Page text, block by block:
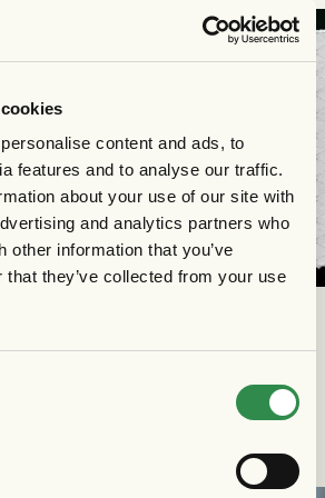
content and ads, to
features and to analyse our traffic.
about your use of our site with
and analytics partners who
other information that you’ve
that they’ve collected from your use
Biljettuthämtning
byter ditt värdebevis mot
samt vad som gäller för dig
fått förhinder.